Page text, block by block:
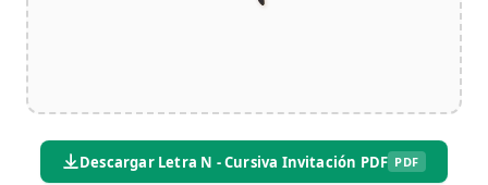
Descargar Letra N - Cursiva Invitación PDF PDF